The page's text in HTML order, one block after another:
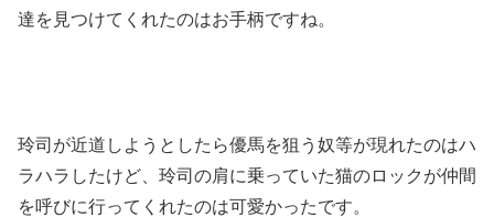
達を見つけてくれたのはお手柄ですね。
玲司が近道しようとしたら優馬を狙う奴等が現れたのはハ
ラハラしたけど、玲司の肩に乗っていた猫のロックが仲間
を呼びに行ってくれたのは可愛かったです。